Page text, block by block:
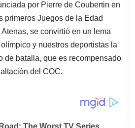
por Pierre de Coubertin en
primeros Juegos de la Edad
se convirtió en un lema
y nuestros deportistas la
de batalla, que es recompensado
del COC.